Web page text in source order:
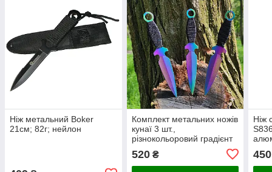
Ніж метальний Boker
21см; 82г; нейлон
Комплект метальних ножів
кунаї 3 шт.,
різнокольоровий градієнт
520₴
Ніж
450